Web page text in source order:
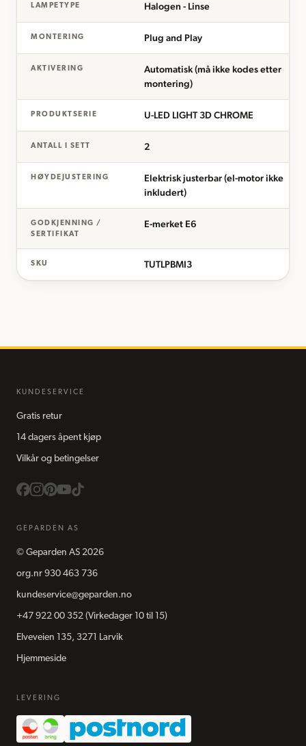
LAMPETYPE Halogen - Linse
MONTERING Plug and Play
AKTIVERING
Automatisk (må ikke kodes etter
montering)
PRODUKTSERIE U-LED LIGHT 3D CHROME
ANTALL I SETT 2
HØYDEJUSTERING
Elektrisk justerbar (el-motor ikke
inkludert)
GODKJENNING /
SERTIFIKAT
E-merket E6
SKU TUTLPBMI3
KUNDESERVICE
Gratis retur
14 dagers åpent kjøp
Vilkår og betingelser
GEPARDEN AS
© Geparden AS 2026
org.nr 930 463 736
kundeservice@geparden.no
+47 922 00 352 (Virkedager 10 til 15)
Elveveien 135, 3271 Larvik
Hjemmeside
LEVERING